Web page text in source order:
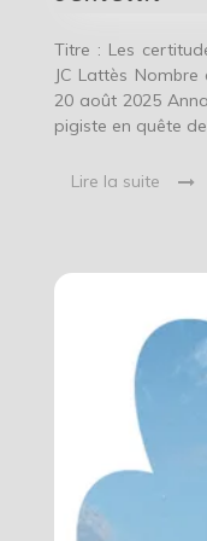
Titre : Les
JC Lattès
20 août 2025
pigiste en quête
Lire la suite